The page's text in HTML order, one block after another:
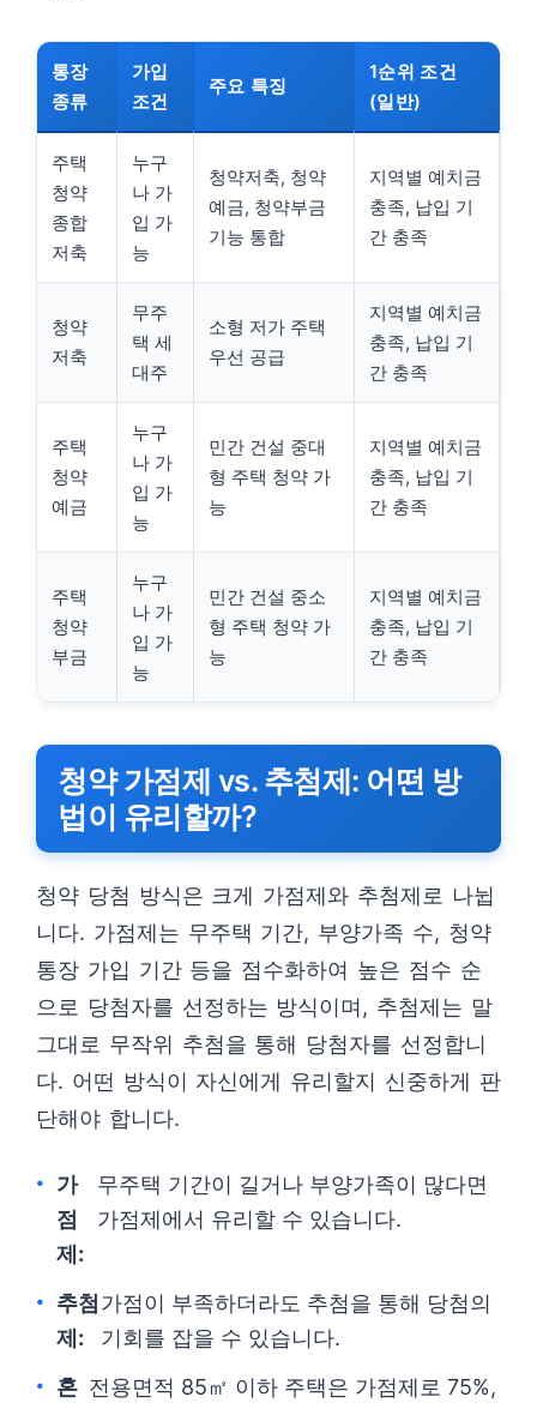
통장
종류
가입
조건
주요 특징
1순위 조건
(일반)
주택
청약
종합
저축
누구
나 가
입 가
능
청약저축, 청약
예금, 청약부금
기능 통합
지역별 예치금
충족, 납입 기
간 충족
청약
저축
무주
택 세
대주
소형 저가 주택
우선 공급
지역별 예치금
충족, 납입 기
간 충족
주택
청약
예금
누구
나 가
입 가
능
민간 건설 중대
형 주택 청약 가
능
지역별 예치금
충족, 납입 기
간 충족
주택
청약
부금
누구
나 가
입 가
능
민간 건설 중소
형 주택 청약 가
능
지역별 예치금
충족, 납입 기
간 충족
청약 가점제 vs. 추첨제: 어떤 방
법이 유리할까?
청약 당첨 방식은 크게 가점제와 추첨제로 나뉩
니다. 가점제는 무주택 기간, 부양가족 수, 청약
통장 가입 기간 등을 점수화하여 높은 점수 순
으로 당첨자를 선정하는 방식이며, 추첨제는 말
그대로 무작위 추첨을 통해 당첨자를 선정합니
다. 어떤 방식이 자신에게 유리할지 신중하게 판
단해야 합니다.
가
점
제:
무주택 기간이 길거나 부양가족이 많다면
가점제에서 유리할 수 있습니다.
추첨
제:
가점이 부족하더라도 추첨을 통해 당첨의
기회를 잡을 수 있습니다.
혼 전용면적 85㎡ 이하 주택은 가점제로 75%,